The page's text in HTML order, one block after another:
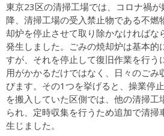
東京23区の清掃工場では、コロナ禍
降、清掃工場の受入禁止物である不燃
却炉を停止させて取り除かなければな
発生しました。ごみの焼却炉は基本的
すが、それを停止して復旧作業を行う
用がかかるだけではなく、日々のごみ
びます。その1つを挙げると、操業停
を搬入していた区側では、他の清掃工
られ、定時収集を行うため追加で清掃
生じました。